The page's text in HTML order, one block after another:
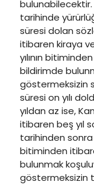
bulunabilecektir.
tarihinde
süresi dolan
itibaren kiraya
yılının
bildirimde
göstermeksizin
süresi on yılı
yıldan az ise,
itibaren beş yıl
tarihinden sonra
bitiminden
bulunmak
göstermeksizin